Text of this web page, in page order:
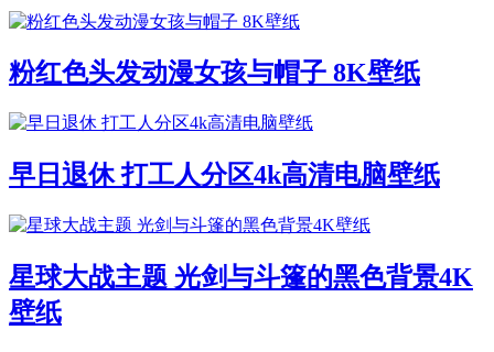
粉红色头发动漫女孩与帽子 8K壁纸
早日退休 打工人分区4k高清电脑壁纸
星球大战主题 光剑与斗篷的黑色背景4K
壁纸